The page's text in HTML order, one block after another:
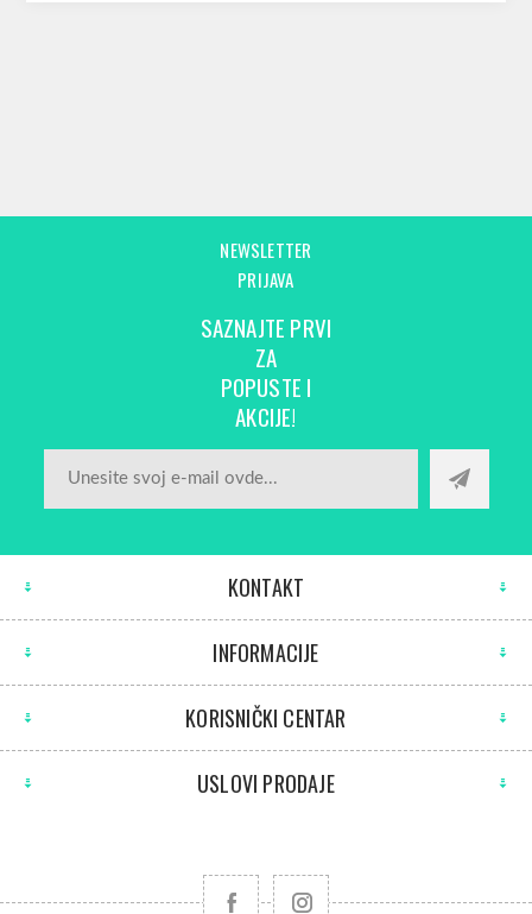
NEWSLETTER
PRIJAVA
SAZNAJTE PRVI
ZA
POPUSTE I
AKCIJE!
KONTAKT
INFORMACIJE
KORISNIČKI CENTAR
USLOVI PRODAJE